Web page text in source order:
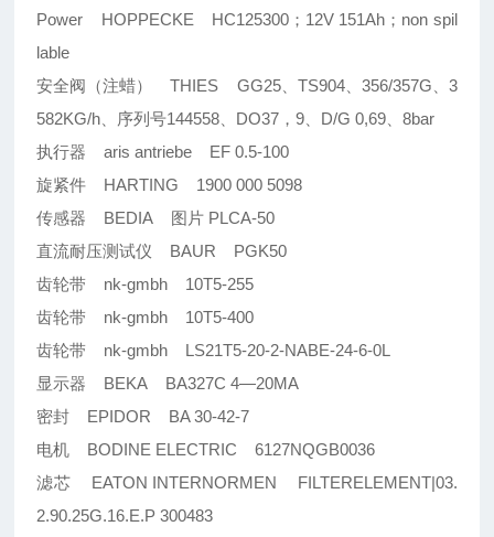
Power HOPPECKE HC125300；12V 151Ah；non spil
lable
安全阀（注蜡） THIES GG25、TS904、356/357G、3
582KG/h、序列号144558、DO37，9、D/G 0,69、8bar
执行器 aris antriebe EF 0.5-100
旋紧件 HARTING 1900 000 5098
传感器 BEDIA 图片 PLCA-50
直流耐压测试仪 BAUR PGK50
齿轮带 nk-gmbh 10T5-255
齿轮带 nk-gmbh 10T5-400
齿轮带 nk-gmbh LS21T5-20-2-NABE-24-6-0L
显示器 BEKA BA327C 4—20MA
密封 EPIDOR BA 30-42-7
电机 BODINE ELECTRIC 6127NQGB0036
滤芯 EATON INTERNORMEN FILTERELEMENT|03.
2.90.25G.16.E.P 300483